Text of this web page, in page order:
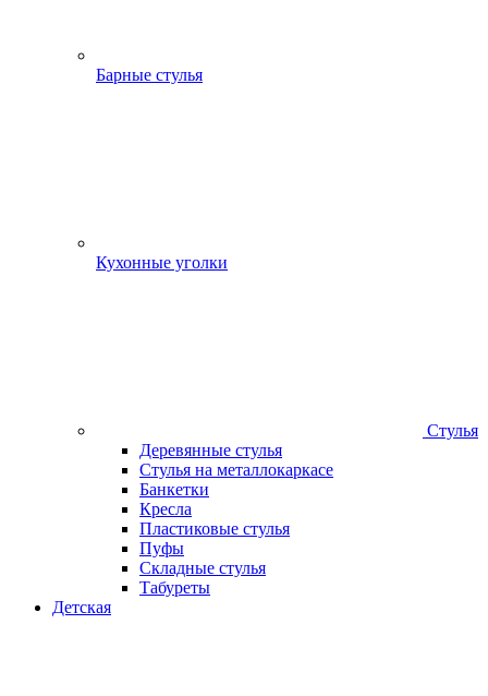
Барные стулья
Кухонные уголки
Стулья
Деревянные стулья
Стулья на металлокаркасе
Банкетки
Кресла
Пластиковые стулья
Пуфы
Складные стулья
Табуреты
Детская